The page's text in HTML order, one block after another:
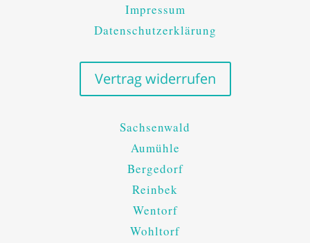
Impressum
Datenschutzerklärung
Vertrag widerrufen
Sachsenwald
Aumühle
Bergedorf
Reinbek
Wentorf
Wohltorf